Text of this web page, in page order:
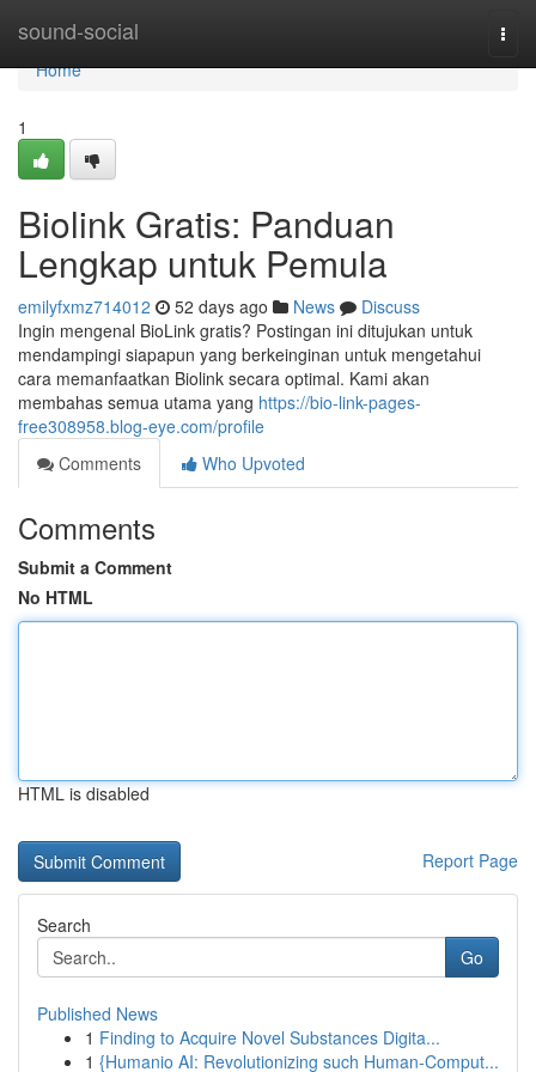
sound-social
Home
Home
1
Biolink Gratis: Panduan
Lengkap untuk Pemula
emilyfxmz714012 52 days ago News
Discuss
Ingin mengenal BioLink gratis? Postingan ini ditujukan untuk
mendampingi siapapun yang berkeinginan untuk mengetahui
cara memanfaatkan Biolink secara optimal. Kami akan
membahas semua utama yang https://bio-link-pages-
free308958.blog-eye.com/profile
Comments
Who Upvoted
Comments
Submit a Comment
No HTML
HTML is disabled
Report Page
Search
Go
Published News
1 Finding to Acquire Novel Substances Digita...
1 {Humanio AI: Revolutionizing such Human-Comput...